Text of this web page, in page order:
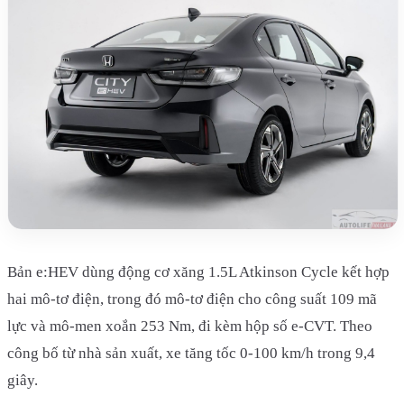
Bản e:HEV dùng động cơ xăng 1.5L Atkinson Cycle kết hợp
hai mô-tơ điện, trong đó mô-tơ điện cho công suất 109 mã
lực và mô-men xoắn 253 Nm, đi kèm hộp số e-CVT. Theo
công bố từ nhà sản xuất, xe tăng tốc 0-100 km/h trong 9,4
giây.